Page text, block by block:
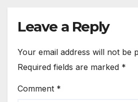
After Video
Leave a Reply
Your email address will not be
Required fields are marked *
Comment *